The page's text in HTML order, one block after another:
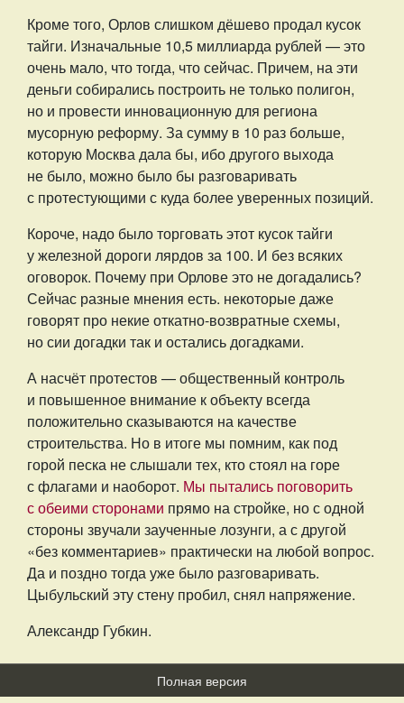
Кроме того, Орлов слишком дёшево продал кусок
тайги. Изначальные 10,5 миллиарда рублей — это
очень мало, что тогда, что сейчас. Причем, на эти
деньги собирались построить не только полигон,
но и провести инновационную для региона
мусорную реформу. За сумму в 10 раз больше,
которую Москва дала бы, ибо другого выхода
не было, можно было бы разговаривать
с протестующими с куда более уверенных позиций.
Короче, надо было торговать этот кусок тайги
у железной дороги лярдов за 100. И без всяких
оговорок. Почему при Орлове это не догадались?
Сейчас разные мнения есть. некоторые даже
говорят про некие откатно-возвратные схемы,
но сии догадки так и остались догадками.
А насчёт протестов — общественный контроль
и повышенное внимание к объекту всегда
положительно сказываются на качестве
строительства. Но в итоге мы помним, как под
горой песка не слышали тех, кто стоял на горе
с флагами и наоборот. Мы пытались поговорить
с обеими сторонами прямо на стройке, но с одной
стороны звучали заученные лозунги, а с другой
«без комментариев» практически на любой вопрос.
Да и поздно тогда уже было разговаривать.
Цыбульский эту стену пробил, снял напряжение.
Александр Губкин.
Полная версия